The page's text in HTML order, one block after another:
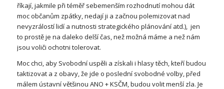
říkají, jakmile při téměř sebemenším rozhodnutí mohou dát
moc občanům zpátky, nedají ji a začnou polemizovat nad
nevyzrálostí lidí a nutnosti strategického plánování atd.), jen
to prostě je na daleko delší čas, než možná máme a než nám
jsou voliči ochotni tolerovat.
Moc chci, aby Svobodní uspěli a získali i hlasy těch, kteří budou
taktizovat a z obavy, že jde o poslední svobodné volby, před
málem ústavní většinou ANO + KSČM, budou volit menší zla. Je